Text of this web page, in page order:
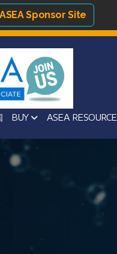
Sponsor Site
BUY ASEA RESOURCE